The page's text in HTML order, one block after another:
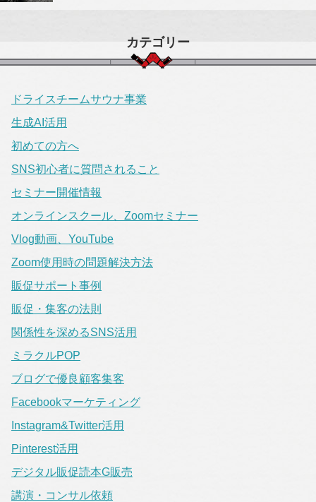
カテゴリー
ドライスチームサウナ事業
生成AI活用
初めての方へ
SNS初心者に質問されること
セミナー開催情報
オンラインスクール、Zoomセミナー
Vlog動画、YouTube
Zoom使用時の問題解決方法
販促サポート事例
販促・集客の法則
関係性を深めるSNS活用
ミラクルPOP
ブログで優良顧客集客
Facebookマーケティング
Instagram&Twitter活用
Pinterest活用
デジタル販促読本G販売
講演・コンサル依頼